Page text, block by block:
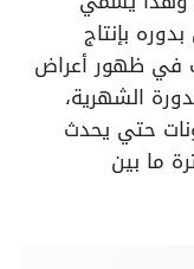
بإنتاج
في ظهور أعراض
الشهرية،
حتي يحدث
ما بين